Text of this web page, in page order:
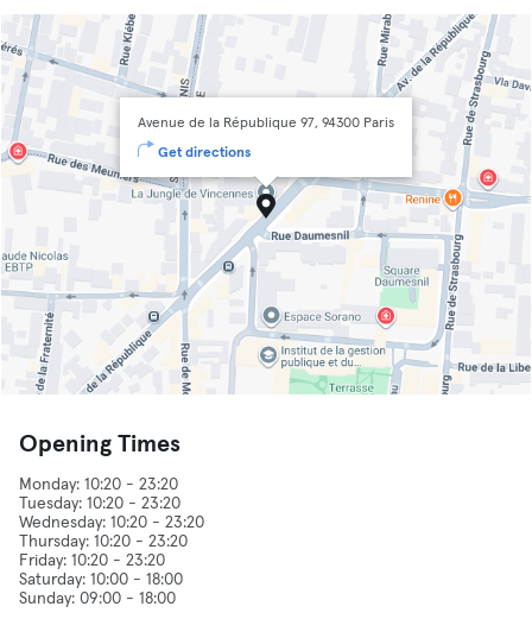
Avenue de la République 97, 94300 Paris
Get directions
Opening Times
Monday: 10:20 - 23:20
Tuesday: 10:20 - 23:20
Wednesday: 10:20 - 23:20
Thursday: 10:20 - 23:20
Friday: 10:20 - 23:20
Saturday: 10:00 - 18:00